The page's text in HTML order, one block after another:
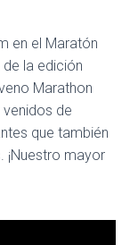
en el Maratón
la edición
Marathon
de
que también
¡Nuestro mayor